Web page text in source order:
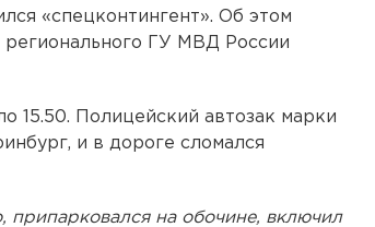
«спецконтингент». Об этом
ГУ МВД России
15.50. Полицейский автозак марки
и в дороге сломался
припарковался на обочине, включил